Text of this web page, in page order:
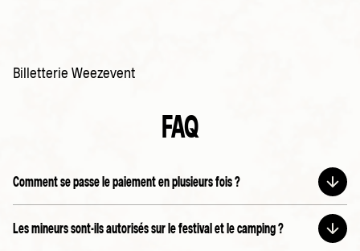
Billetterie Weezevent
FAQ
Comment se passe le paiement en plusieurs fois ?
Tu peux choisir de payer ton ticket en plusieurs fois au
moment d’entrer tes informations de paiement. Nous
Les mineurs sont-ils autorisés sur le festival et le camping ?